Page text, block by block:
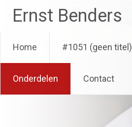
naar
de
Ernst Benders
Home #1051 (geen titel)
Onderdelen Contact